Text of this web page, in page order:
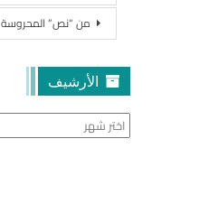
من “نص” المحروسة
الأرشيف
الأرشيف